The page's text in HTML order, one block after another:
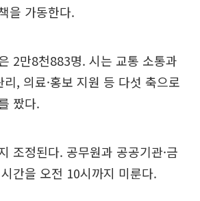
을 가동한다.
2만8천883명. 시는 교통 소통과
, 의료·홍보 지원 등 다섯 축으로
짰다.
조정된다. 공무원과 공공기관·금
간을 오전 10시까지 미룬다.